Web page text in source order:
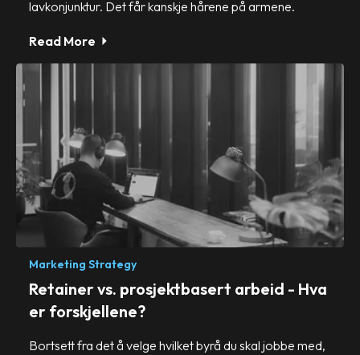
lavkonjunktur. Det får kanskje hårene på armene.
Read More
Marketing Strategy
Retainer vs. prosjektbasert arbeid - Hva
er forskjellene?
Bortsett fra det å velge hvilket byrå du skal jobbe med,